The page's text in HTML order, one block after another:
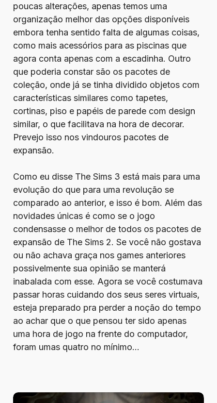
poucas alterações, apenas temos uma
organização melhor das opções disponíveis
embora tenha sentido falta de algumas coisas,
como mais acessórios para as piscinas que
agora conta apenas com a escadinha. Outro
que poderia constar são os pacotes de
coleção, onde já se tinha dividido objetos com
características similares como tapetes,
cortinas, piso e papéis de parede com design
similar, o que facilitava na hora de decorar.
Prevejo isso nos vindouros pacotes de
expansão.
Como eu disse The Sims 3 está mais para uma
evolução do que para uma revolução se
comparado ao anterior, e isso é bom. Além das
novidades únicas é como se o jogo
condensasse o melhor de todos os pacotes de
expansão de The Sims 2. Se você não gostava
ou não achava graça nos games anteriores
possivelmente sua opinião se manterá
inabalada com esse. Agora se você costumava
passar horas cuidando dos seus seres virtuais,
esteja preparado pra perder a noção do tempo
ao achar que o que pensou ter sido apenas
uma hora de jogo na frente do computador,
foram umas quatro no mínimo…
Review